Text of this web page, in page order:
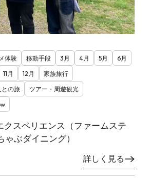
体験 移動手段 3月 4月 5月
6月
11月 12月
家族旅行
との旅
ツアー・周遊観光
クスペリエンス（ファームステ
ぶダイニング）
詳しく見る